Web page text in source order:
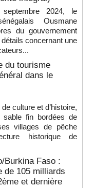
2024, le
Ousmane
du gouvernement
concernant une
du tourisme
dans le
culture et d’histoire,
fin bordées de
villages de pêche
historique de
Burkina Faso :
de 105 milliards
et dernière